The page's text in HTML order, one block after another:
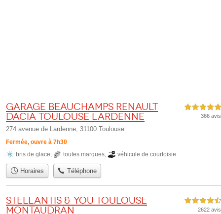
Garage Beauchamps Renault
Dacia Toulouse Lardenne
274 avenue de Lardenne, 31100 Toulouse
Fermée, ouvre à 7h30
5,0 étoiles sur 5
366 avis
bris de glace, toutes marques, véhicule de courtoisie
Horaires Téléphone
Stellantis & You Toulouse
Montaudran
4,5 étoiles sur 5
2622 avis